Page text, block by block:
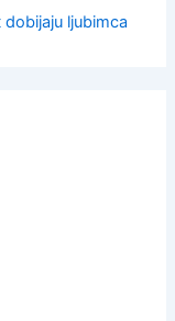
ljubimca